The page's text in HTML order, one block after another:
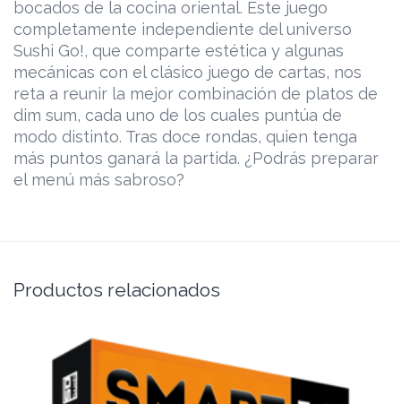
bocados de la cocina oriental. Este juego
completamente independiente del universo
Sushi Go!, que comparte estética y algunas
mecánicas con el clásico juego de cartas, nos
reta a reunir la mejor combinación de platos de
dim sum, cada uno de los cuales puntúa de
modo distinto. Tras doce rondas, quien tenga
más puntos ganará la partida. ¿Podrás preparar
el menú más sabroso?
Productos relacionados